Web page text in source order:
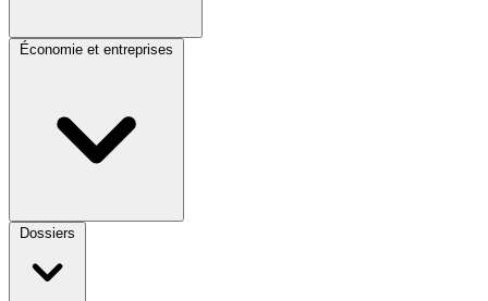
Économie et entreprises
Dossiers